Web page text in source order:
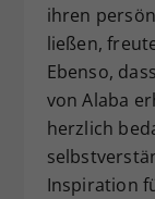
ihren
ließen,
Ebenso,
von Alaba
herzlich
Inspiration